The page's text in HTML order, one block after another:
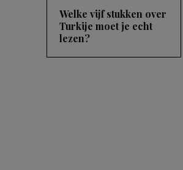
Welke vijf stukken over
Turkije moet je echt
lezen?